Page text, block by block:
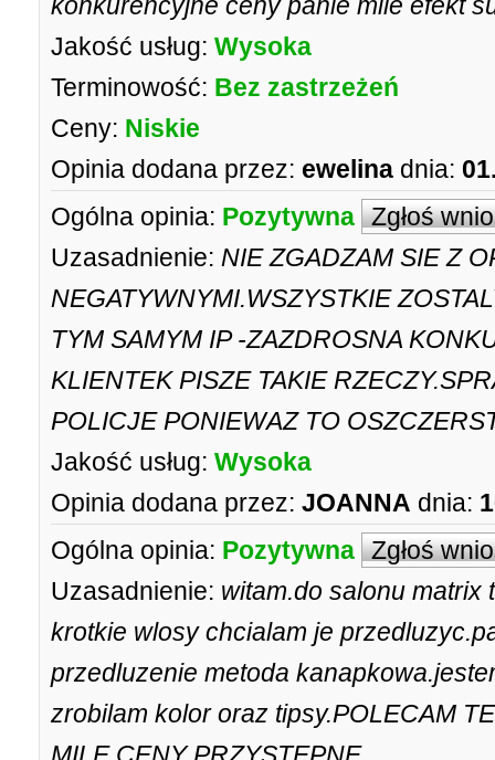
Jakość usług: Wysoka
Terminowość: Bez zastrzeżeń
Ceny: Niskie
Opinia dodana przez: ewelina dnia:
Ogólna opinia: Pozytywna Zgłoś
Uzasadnienie: NIE ZGADZAM SIE Z
NEGATYWNYMI.WSZYSTKIE
TYM SAMYM IP -ZAZDROSNA
KLIENTEK PISZE TAKIE
POLICJE PONIEWAZ TO
Jakość usług: Wysoka
Opinia dodana przez: JOANNA dnia:
Ogólna opinia: Pozytywna Zgłoś
Uzasadnienie: witam.do salonu matrix
krotkie wlosy chcialam je
przedluzenie metoda
zrobilam kolor oraz tipsy.POLECAM